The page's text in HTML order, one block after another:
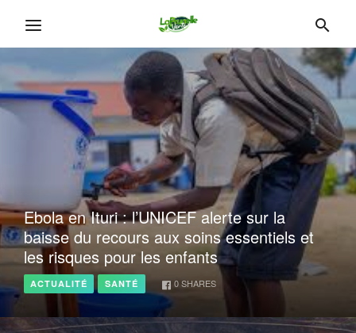
Ebola en Ituri : l’UNICEF alerte sur la
baisse du recours aux soins essentiels et
les risques pour les enfants
ACTUALITÉ SANTÉ 0SHARES